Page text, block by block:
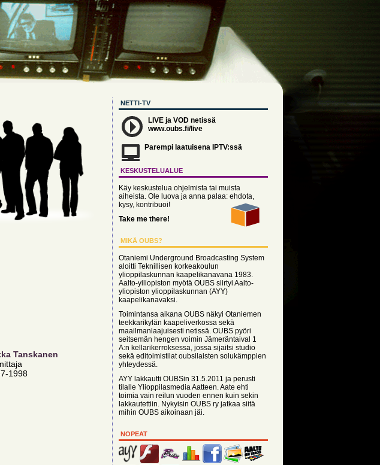
Tanskanen
1998
NETTI-TV
LIVE ja VOD netissä
www.oubs.fi/live
Parempi laatuisena IPTV:ssä
KESKUSTELUALUE
Käy keskustelua ohjelmista tai muista
aiheista. Ole luova ja anna palaa: ehdota,
kysy, kontribuoi!
Take me there!
MIKÄ OUBS?
Otaniemi Underground Broadcasting System
aloitti Teknillisen korkeakoulun
ylioppilaskunnan kaapelikanavana 1983.
Aalto-yiliopiston myötä OUBS siirtyi Aalto-
yliopiston ylioppilaskunnan (AYY)
kaapelikanavaksi.
Toimintansa aikana OUBS näkyi Otaniemen
teekkarikylän kaapeliverkossa sekä
maailmanlaajuisesti netissä. OUBS pyöri
seitsemän hengen voimin Jämeräntaival 1
A:n kellarikerroksessa, jossa sijaitsi studio
sekä editoimistilat oubsilaisten solukämppien
yhteydessä.
AYY lakkautti OUBSin 31.5.2011 ja perusti
tilalle Ylioppilasmedia Aatteen. Aate ehti
toimia vain reilun vuoden ennen kuin sekin
lakkautettiin. Nykyisin OUBS ry jatkaa siitä
mihin OUBS aikoinaan jäi.
NOPEAT